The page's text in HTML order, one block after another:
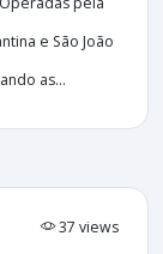
e São João
as...
37 views